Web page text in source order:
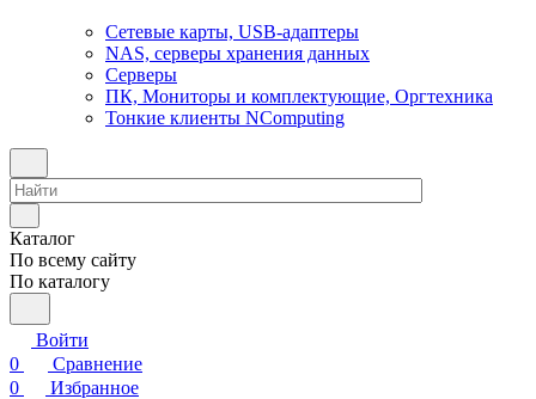
Сетевые карты, USB-адаптеры
NAS, серверы хранения данных
Серверы
ПК, Мониторы и комплектующие, Оргтехника
Тонкие клиенты NComputing
Каталог
По всему сайту
По каталогу
Войти
0
Сравнение
0
Избранное